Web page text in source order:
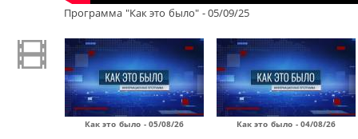
Программа "Как это было" - 05/09/25
Как это было - 05/08/26 Как это было - 04/08/26